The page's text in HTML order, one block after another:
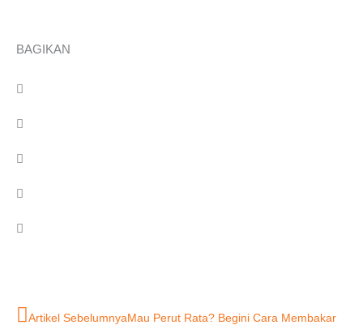
BAGIKAN
Artikel SebelumnyaMau Perut Rata? Begini Cara Membakar